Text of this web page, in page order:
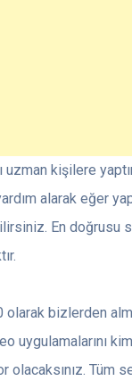
uzman kişilere
alarak eğer
En doğrusu
olarak bizlerden
uygulamalarını
olacaksınız. Tüm